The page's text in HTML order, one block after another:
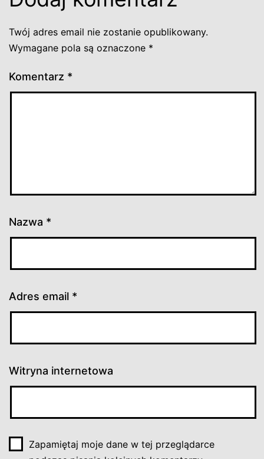
Twój adres email nie zostanie opublikowany.
Wymagane pola są oznaczone *
Komentarz *
Nazwa *
Adres email *
Witryna internetowa
Zapamiętaj moje dane w tej przeglądarce